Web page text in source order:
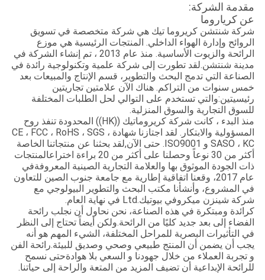
مقدمة الشركة:
عن كرياروما
شركة شنتشن كريروما تيك هي شركة متخصصة في تسويق
الروائح وإدارة الهواء الداخلي. المنتجات الرئيسية هي موزع
الرائحة والزيوت الأساسية. منذ عام 2013 ، تم إنشاء الشركة في
مدينة شنتشن.لقد تطورت إلى شركة علمية وتكنولوجية رائدة في
الصناعة التي تدمج البحث والتطوير، قسم الإنتاج والمبيعات بعد
خمس سنوات من التراكم. هناك الآن علامتين تجاريتين
رئيسيتين:والتي تستخدم على التوالي لحل الطلبات المختلفة
للسوق التجارية والسوق المنزلية.
منذ البدء ، كانت شركة كريروماتيك ((HK)) المحدودة تنفذ روح
المسؤولية والابتكار. لقد اجتازنا شهادة CE ، FCC ، RoHS ، SGS ،
SASO ، KC و ISO9001. حتى الآن,لقد بحثنا عن منتجاتنا الخاصة
أكثر من 30 نوعاً وحصلنا على أكثر من 20 براءة اختراعالمنتجات
ذات الجودة الموثوق بها والعلامة التجارية الصينية المعروفةفي
عام 2017، وقعنا اتفاقية إطارية مع جامعة جنوب الصين للتعاون
في المشروع، وأنشأنا مكتب البحث والتطوير البيولوجي مع
شركة شينزن ميكروفي بيوتيك.Ltd في نهاية العام.
كرائدة ومبتكرة في هذه الصناعة، نحن نحاول أن نجلب رائحة
الفضاء إلى بعد جديد كليًا من الرائحة.ولكن أيضاً تحتاج إلى النظر
في التأثيرات البصرية للمراحل المختلفة، الشيء المهم هو أنه
يجب أن يضمن أن المنتج طبيعي وصحي وصديق للبيئة.رائحة الفن
و تجربة العملاء من خلال جهودنا و السعي بلا هوادةحتى نسمح
للرائحة الإبداعية أن تضيف المزيد من المتعة والراحة إلى حياتنا.